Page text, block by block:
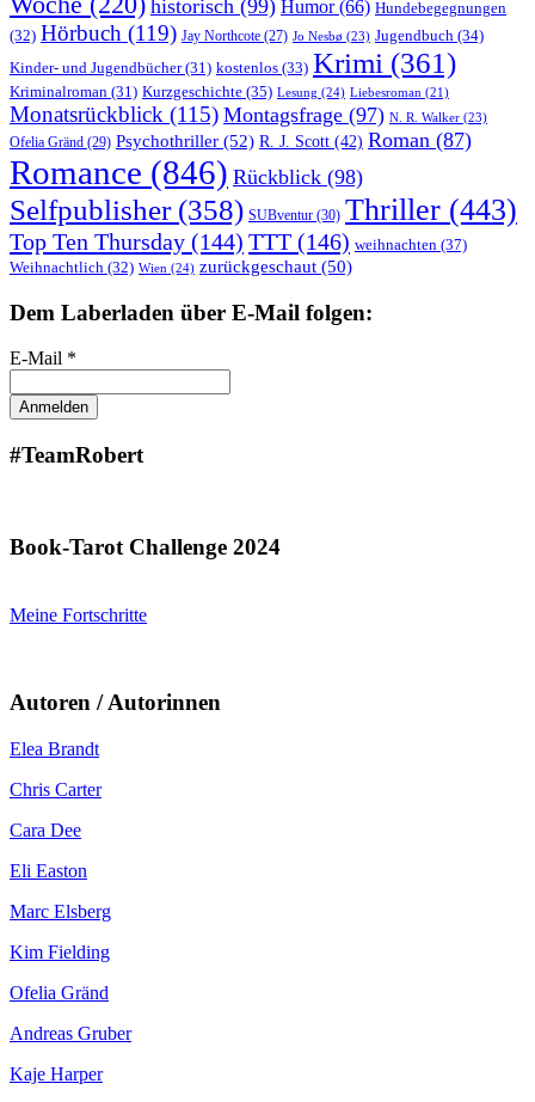
historisch (99) Humor(66) Hundebegegnungen
(32) Hörbuch (119) Jay Northcote (27) Jo Nesbø (23) Jugendbuch (34)
Kinder- und Jugendbücher(31) kostenlos (33) Krimi (361)
Kriminalroman (31) Kurzgeschichte (35) Lesung (24) Liebesroman (21)
Monatsrückblick (115) Montagsfrage (97) N. R. Walker (23)
Ofelia Gränd (29) Psychothriller (52) R. J. Scott (42) Roman (87)
Romance (846) Rückblick (98)
Selfpublisher(358) SUBventur (30) Thriller (443)
Top Ten Thursday (144) TTT (146) weihnachten (37)
Weihnachtlich (32) Wien (24) zurückgeschaut (50)
Dem Laberladen über E-Mail folgen:
E-Mail *
#TeamRobert
Book-Tarot Challenge 2024
Meine Fortschritte
Autoren / Autorinnen
Elea Brandt
Chris Carter
Cara Dee
Eli Easton
Marc Elsberg
Kim Fielding
Ofelia Gränd
Andreas Gruber
Kaje Harper